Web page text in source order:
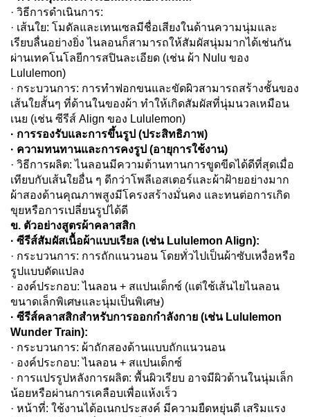
· วิธีการดำเนินการ:
· เส้นใย: โมดัลและเทนเซลมีชื่อเสียงในด้านความนุ่มและ
เรียบลื่นอย่างยิ่ง ไนลอนก็สามารถให้สัมผัสนุ่มมากได้เช่นกัน
ผ่านเทคโนโลยีการสปินละเอียด (เช่น ผ้า Nulu ของ
Lululemon)
· กระบวนการ: การทำฟอกขนและขัดผิวสามารถสร้างชั้นของ
เส้นใยสั้นๆ ที่ด้านในของผ้า ทำให้เกิดสัมผัสที่นุ่มนวลเหมือน
เนย (เช่น ซีรีส์ Align ของ Lululemon)
· การรองรับและการขึ้นรูป (ประสิทธิภาพ)
· ความทนทานและการคงรูป (อายุการใช้งาน)
· วิธีการผลิต: ไนลอนมีความต้านทานการขูดขีดได้ดีที่สุดเมื่อ
เทียบกับเส้นใยอื่น ๆ ดีกว่าโพลีเอสเตอร์และผ้าฝ้ายอย่างมาก
ผ้าสองด้านคุณภาพสูงมีโครงสร้างมั่นคง และทนต่อการเกิด
ขุยหรือการเปลี่ยนรูปได้ดี
ข. ตัวอย่างสูตรผ้าคลาสสิก
· ซีรีส์สัมผัสเนื้อผ้าแบบเรียล (เช่น Lululemon Align):
· กระบวนการ: การถักแนวนอน โดยทั่วไปเป็นผ้าซับเหงื่อหรือ
รูปแบบดัดแปลง
· องค์ประกอบ: ไนลอน + สแปนเด็กซ์ (แต่ใช้เส้นไยไนลอน
ขนาดเล็กพิเศษและนุ่มเป็นพิเศษ)
· ซีรีส์คลาสสิกสำหรับการออกกำลังกาย (เช่น Lululemon
Wunder Train):
· กระบวนการ: ผ้าถักสองด้านแบบถักแนวนอน
· องค์ประกอบ: ไนลอน + สแปนเด็กซ์
· การแปรรูปหลังการผลิต: พื้นผิวเรียบ อาจมีผิวด้านในนุ่มเล็ก
น้อยหรือผ่านการเคลือบเพื่อแห้งเร็ว
· หน้าที่: ใช้งานได้อเนกประสงค์ มีความยืดหยุ่นดี เสริมแรง